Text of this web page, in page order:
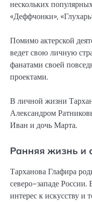
нескольких
«Деффчонки»,
Помимо актерской
ведет свою личную
фанатами своей
проектами.
В личной жизни
Александром
Иван и дочь Марта.
Ранняя жизнь и
Тарханова Глафира
северо-западе России.
интерес к искусству и